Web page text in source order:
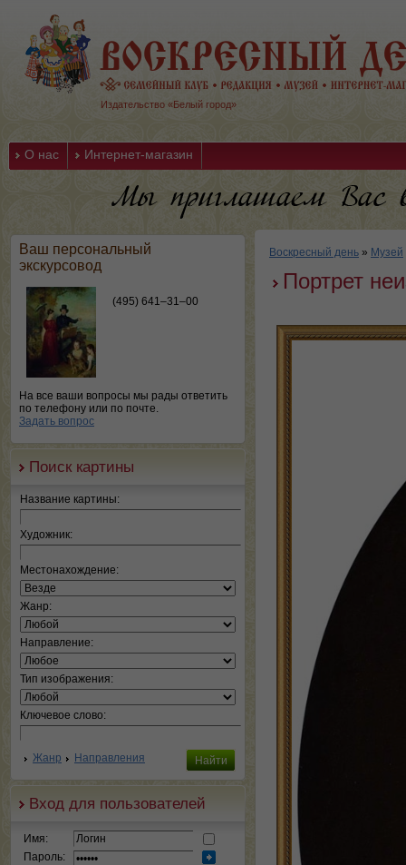
Издательство «Белый город»
О нас Интернет-магазин
Ваш персональный
экскурсовод
(495) 641–31–00
На все ваши вопросы мы рады ответить
по телефону или по почте.
Задать вопрос
Поиск картины
Название картины:
Художник:
Местонахождение:
Жанр:
Направление:
Тип изображения:
Ключевое слово:
Жанр Направления
Вход для пользователей
Имя:
Пароль:
Воскресный день » Музей
Портрет